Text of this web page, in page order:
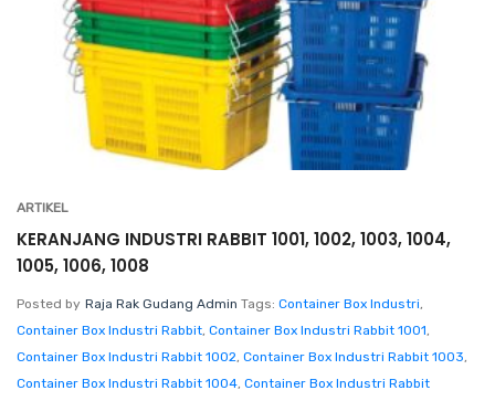
ARTIKEL
KERANJANG INDUSTRI RABBIT 1001, 1002, 1003, 1004,
1005, 1006, 1008
Posted by Raja Rak Gudang Admin Tags: Container Box Industri,
Container Box Industri Rabbit, Container Box Industri Rabbit 1001,
Container Box Industri Rabbit 1002, Container Box Industri Rabbit 1003,
Container Box Industri Rabbit 1004, Container Box Industri Rabbit